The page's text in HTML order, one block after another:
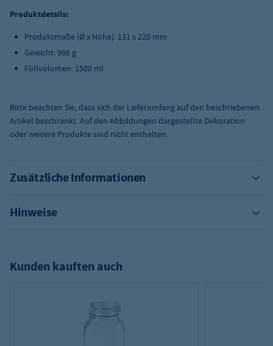
Produktdetails:
Produktmaße (Ø x Höhe): 131 x 220 mm
Gewicht: 966 g
Füllvolumen: 1500 ml
Bitte beachten Sie, dass sich der Lieferumfang auf den beschriebenen
Artikel beschränkt. Auf den Abbildungen dargestellte Dekoration
oder weitere Produkte sind nicht enthalten.
Zusätzliche Informationen
Hinweise
Kunden kauften auch